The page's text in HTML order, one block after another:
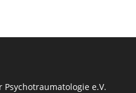
e.V.